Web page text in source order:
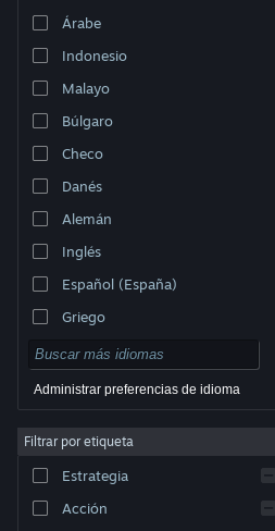
© Valve Corporation. Todos los derechos reservados.
Todas las marcas registradas pertenecen a sus
de Privacidad|Información legal
Acuerdo de Suscriptor a Steam
Cookies
Árabe
Indonesio
Malayo
Búlgaro
Checo
Danés
Alemán
Inglés
Español (España)
Griego
Administrar preferencias de idioma
Filtrar por etiqueta
Estrategia
Acción